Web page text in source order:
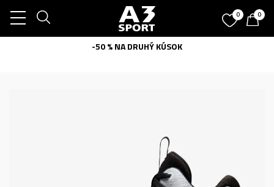
0 0
-50 % NA DRUHÝ KÚSOK